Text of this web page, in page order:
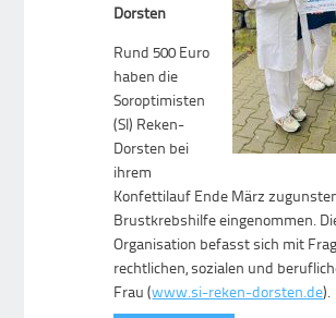
Dorsten
Rund 500 Euro
haben die
Soroptimisten
(SI) Reken-
Dorsten bei
ihrem
Konfettilauf Ende März
Brustkrebshilfe eingenommen.
Organisation befasst sich mit
rechtlichen, sozialen und
Frau (www.si-reken-dorsten.de).